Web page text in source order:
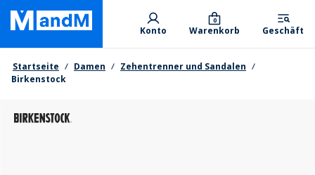
Skip
main
content
Primary departments
Konto Warenkorb
0
Geschäft
Brotkrumen
Startseite Damen
Zehentrenner und Sandalen
Birkenstock